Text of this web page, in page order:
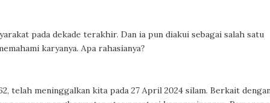
pada dekade terakhir. Dan ia pun diakui sebagai salah satu
karyanya. Apa rahasianya?
telah meninggalkan kita pada 27 April 2024 silam. Berkait